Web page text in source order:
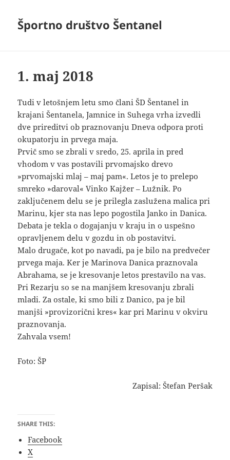
Športno društvo Šentanel
1. maj 2018
Tudi v letošnjem letu smo člani ŠD Šentanel in
krajani Šentanela, Jamnice in Suhega vrha izvedli
dve prireditvi ob praznovanju Dneva odpora proti
okupatorju in prvega maja.
Prvič smo se zbrali v sredo, 25. aprila in pred
vhodom v vas postavili prvomajsko drevo
»prvomajski mlaj – maj pam«. Letos je to prelepo
smreko »daroval« Vinko Kajžer – Lužnik. Po
zaključenem delu se je prilegla zaslužena malica pri
Marinu, kjer sta nas lepo pogostila Janko in Danica.
Debata je tekla o dogajanju v kraju in o uspešno
opravljenem delu v gozdu in ob postavitvi.
Malo drugače, kot po navadi, pa je bilo na predvečer
prvega maja. Ker je Marinova Danica praznovala
Abrahama, se je kresovanje letos prestavilo na vas.
Pri Rezarju so se na manjšem kresovanju zbrali
mladi. Za ostale, ki smo bili z Danico, pa je bil
manjši »provizorični kres« kar pri Marinu v okviru
praznovanja.
Zahvala vsem!
Foto: ŠP
Zapisal: Štefan Peršak
SHARE THIS:
Facebook
X